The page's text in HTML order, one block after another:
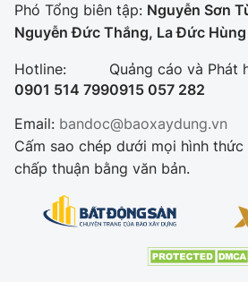
Phó Tổng biên tập: Nguyễn Sơn
Nguyễn Đức Thắng, La Đức Hùng
Hotline:
0901 514 799
Quảng cáo và Phát
0915 057 282
Email: bandoc@baoxaydung.vn
Cấm sao chép dưới mọi hình
chấp thuận bằng văn bản.